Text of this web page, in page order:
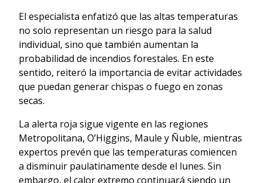
El especialista enfatizó que las altas temperaturas
no solo representan un riesgo para la salud
individual, sino que también aumentan la
probabilidad de incendios forestales. En este
sentido, reiteró la importancia de evitar actividades
que puedan generar chispas o fuego en zonas
secas.
La alerta roja sigue vigente en las regiones
Metropolitana, O’Higgins, Maule y Ñuble, mientras
expertos prevén que las temperaturas comiencen
a disminuir paulatinamente desde el lunes. Sin
embargo, el calor extremo continuará siendo un